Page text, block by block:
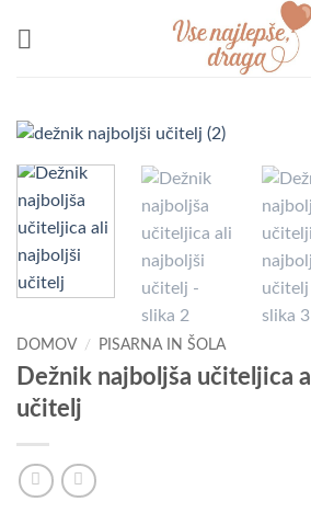
DOMOV / PISARNA IN ŠOLA
Dežnik najboljša učiteljica
učitelj